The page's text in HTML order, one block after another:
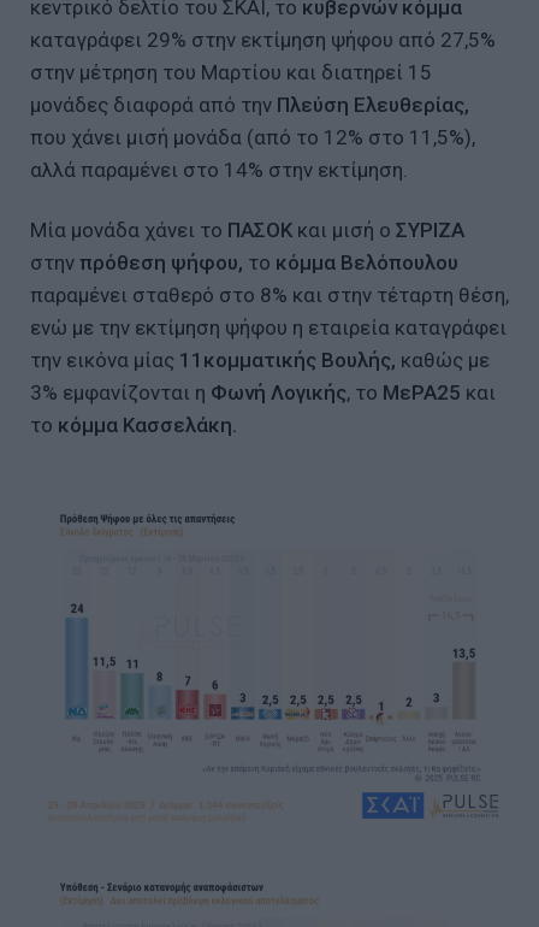
κεντρικό δελτίο του ΣΚΑΪ, το κυβερνών κόμμα
καταγράφει 29% στην εκτίμηση ψήφου από 27,5%
στην μέτρηση του Μαρτίου και διατηρεί 15
μονάδες διαφορά από την Πλεύση Ελευθερίας,
που χάνει μισή μονάδα (από το 12% στο 11,5%),
αλλά παραμένει στο 14% στην εκτίμηση.
Μία μονάδα χάνει το ΠΑΣΟΚ και μισή ο ΣΥΡΙΖΑ
στην πρόθεση ψήφου, το κόμμα Βελόπουλου
παραμένει σταθερό στο 8% και στην τέταρτη θέση,
ενώ με την εκτίμηση ψήφου η εταιρεία καταγράφει
την εικόνα μίας 11κομματικής Βουλής, καθώς με
3% εμφανίζονται η Φωνή Λογικής, το ΜεΡΑ25 και
το κόμμα Κασσελάκη.